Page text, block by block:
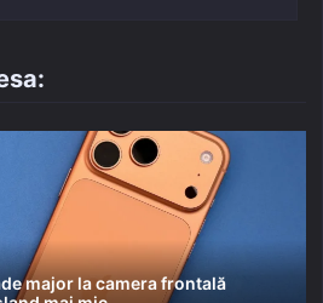
major la camera frontală